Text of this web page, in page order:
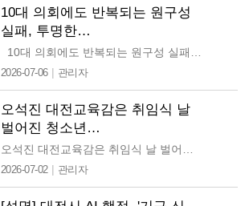
10대 의회에도 반복되는 원구성
실패, 투명한…
2026-07-06| 관리자
오석진 대전교육감은 취임식 날
벌어진 청소년…
2026-07-02| 관리자